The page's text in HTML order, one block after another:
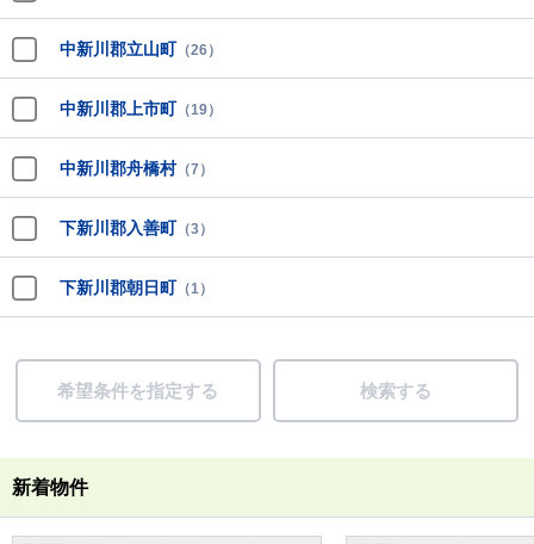
中新川郡立山町 （26）
中新川郡上市町 （19）
中新川郡舟橋村（7）
下新川郡入善町 （3）
下新川郡朝日町 （1）
希望条件を指定する 検索する
新着物件